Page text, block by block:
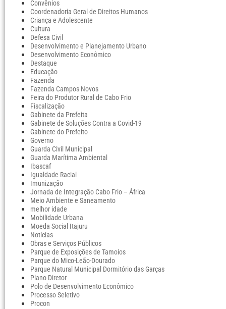
Convênios
Coordenadoria Geral de Direitos Humanos
Criança e Adolescente
Cultura
Defesa Civil
Desenvolvimento e Planejamento Urbano
Desenvolvimento Econômico
Destaque
Educação
Fazenda
Fazenda Campos Novos
Feira do Produtor Rural de Cabo Frio
Fiscalização
Gabinete da Prefeita
Gabinete de Soluções Contra a Covid-19
Gabinete do Prefeito
Governo
Guarda Civil Municipal
Guarda Marítima Ambiental
Ibascaf
Igualdade Racial
Imunização
Jornada de Integração Cabo Frio – África
Meio Ambiente e Saneamento
melhor idade
Mobilidade Urbana
Moeda Social Itajuru
Notícias
Obras e Serviços Públicos
Parque de Exposições de Tamoios
Parque do Mico-Leão-Dourado
Parque Natural Municipal Dormitório das Garças
Plano Diretor
Polo de Desenvolvimento Econômico
Processo Seletivo
Procon